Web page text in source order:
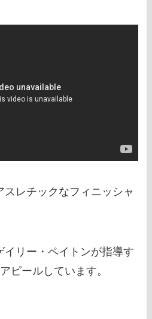
レチックなフィニッシャ
イリー・ペイトンが指導す
ピールしています。